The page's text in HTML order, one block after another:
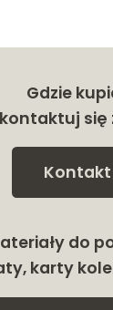
Gdzie
się
Kontakt
do
karty